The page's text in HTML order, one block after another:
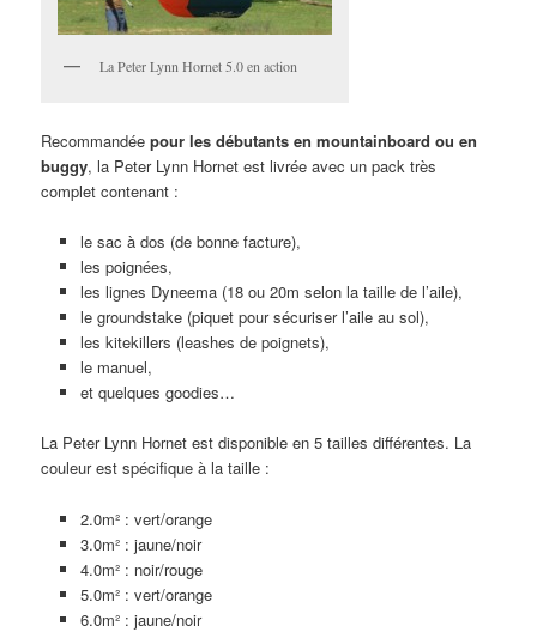
La Peter Lynn Hornet 5.0 en action
Recommandéepour les débutants en mountainboard ou en
buggy, la Peter Lynn Hornet est livrée avec un pack très
complet contenant :
le sac à dos (de bonne facture),
les poignées,
les lignes Dyneema (18 ou 20m selon la taille de l’aile),
le groundstake (piquet pour sécuriser l’aile au sol),
les kitekillers (leashes de poignets),
le manuel,
et quelques goodies…
La Peter Lynn Hornet est disponible en 5 tailles différentes. La
couleur est spécifique à la taille :
2.0m² : vert/orange
3.0m² : jaune/noir
4.0m² : noir/rouge
5.0m² : vert/orange
6.0m² : jaune/noir